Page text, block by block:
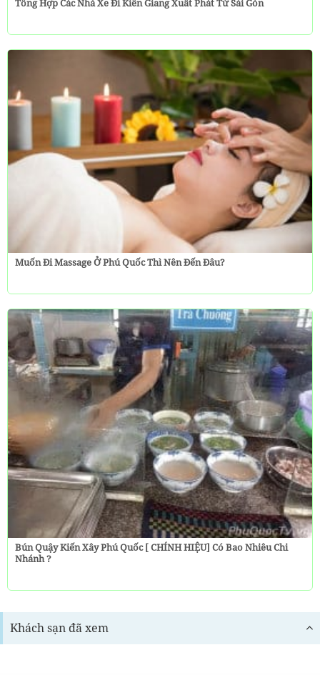
Tổng Hợp Các Nhà Xe Đi Kiên Giang Xuất Phát Từ Sài Gòn
Muốn Đi Massage Ở Phú Quốc Thì Nên Đến Đâu?
Bún Quậy Kiến Xây Phú Quốc [ CHÍNH HIỆU] Có Bao Nhiêu Chi
Nhánh ?
Khách sạn đã xem